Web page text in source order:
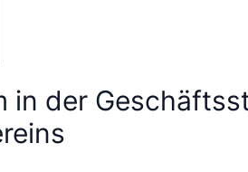
in der